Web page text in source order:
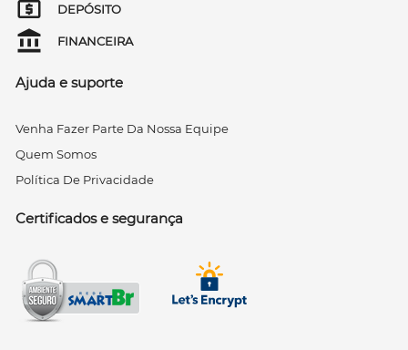
DEPÓSITO
FINANCEIRA
Ajuda e suporte
Venha Fazer Parte Da Nossa Equipe
Quem Somos
Política De Privacidade
Certificados e segurança